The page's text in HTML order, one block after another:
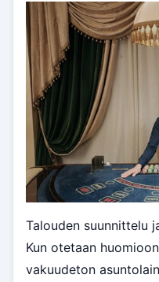
Talouden suunnittelu
Kun otetaan
vakuudeton